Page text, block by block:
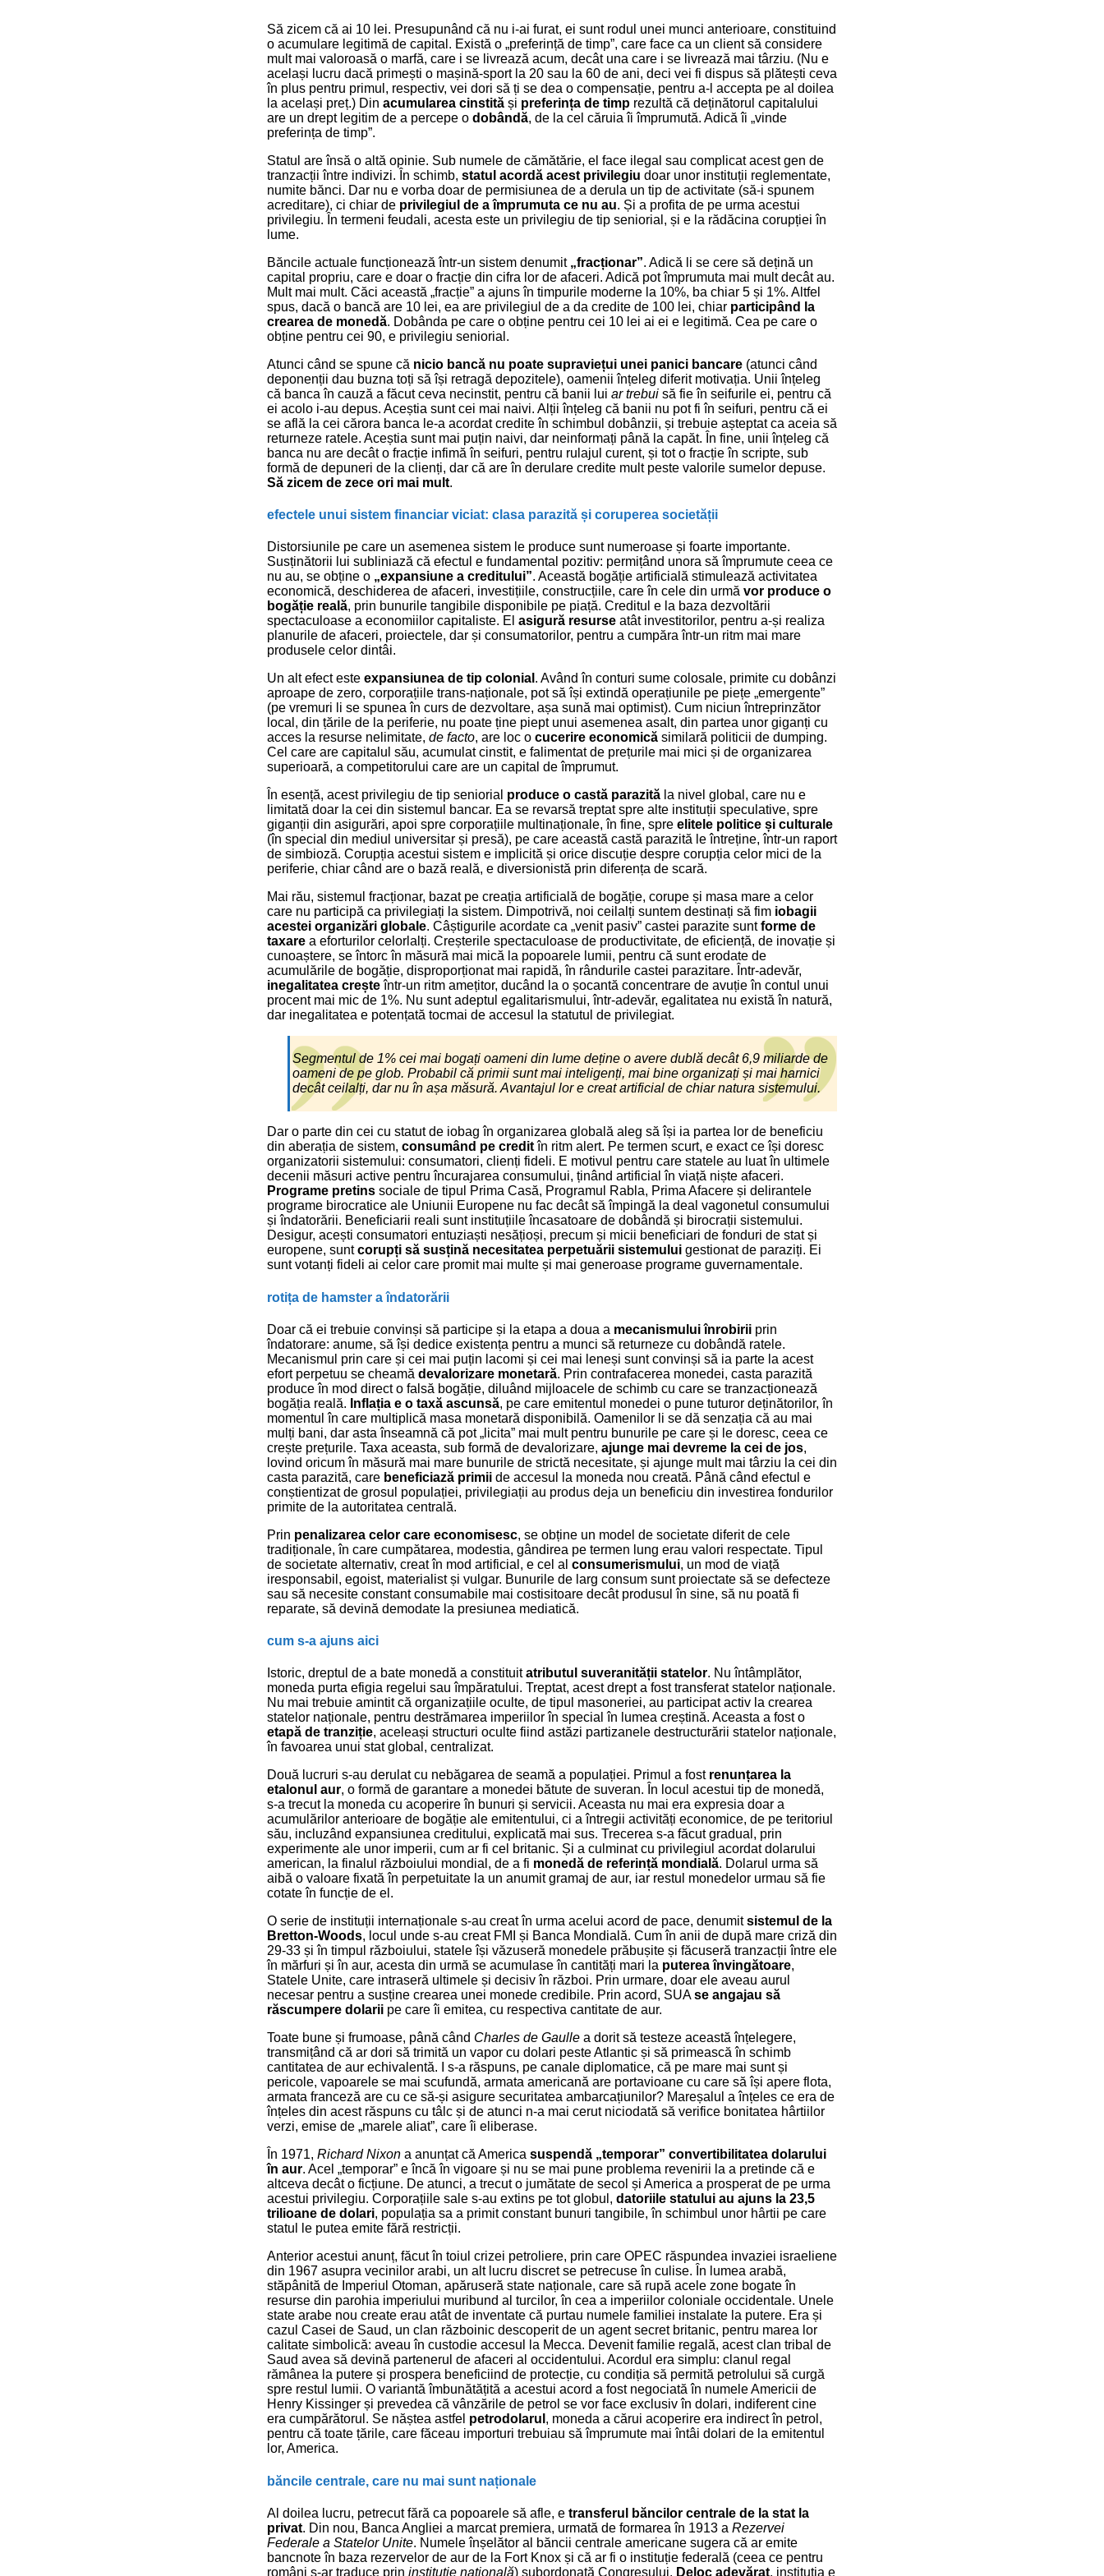
Să zicem că ai 10 lei. Presupunând că nu i-ai furat, ei sunt rodul unei munci anterioare, constituind
o acumulare legitimă de capital. Există o „preferință de timp”, care face ca un client să considere
mult mai valoroasă o marfă, care i se livrează acum, decât una care i se livrează mai târziu. (Nu e
același lucru dacă primești o mașină-sport la 20 sau la 60 de ani, deci vei fi dispus să plătești ceva
în plus pentru primul, respectiv, vei dori să ți se dea o compensație, pentru a-l accepta pe al doilea
la același preț.) Din acumularea cinstită și preferința de timp rezultă că deținătorul capitalului
are un drept legitim de a percepe o dobândă, de la cel căruia îi împrumută. Adică îi „vinde
preferința de timp”.
Statul are însă o altă opinie. Sub numele de cămătărie, el face ilegal sau complicat acest gen de
tranzacții între indivizi. În schimb, statul acordă acest privilegiu doar unor instituții reglementate,
numite bănci. Dar nu e vorba doar de permisiunea de a derula un tip de activitate (să-i spunem
acreditare), ci chiar de privilegiul de a împrumuta ce nu au. Și a profita de pe urma acestui
privilegiu. În termeni feudali, acesta este un privilegiu de tip seniorial, și e la rădăcina corupției în
lume.
Băncile actuale funcționează într-un sistem denumit „fracționar”. Adică li se cere să dețină un
capital propriu, care e doar o fracție din cifra lor de afaceri. Adică pot împrumuta mai mult decât au.
Mult mai mult. Căci această „fracție” a ajuns în timpurile moderne la 10%, ba chiar 5 și 1%. Altfel
spus, dacă o bancă are 10 lei, ea are privilegiul de a da credite de 100 lei, chiar participând la
crearea de monedă. Dobânda pe care o obține pentru cei 10 lei ai ei e legitimă. Cea pe care o
obține pentru cei 90, e privilegiu seniorial.
Atunci când se spune că nicio bancă nu poate supraviețui unei panici bancare (atunci când
deponenții dau buzna toți să își retragă depozitele), oamenii înțeleg diferit motivația. Unii înțeleg
că banca în cauză a făcut ceva necinstit, pentru că banii lui ar trebui să fie în seifurile ei, pentru că
ei acolo i-au depus. Aceștia sunt cei mai naivi. Alții înțeleg că banii nu pot fi în seifuri, pentru că ei
se află la cei cărora banca le-a acordat credite în schimbul dobânzii, și trebuie așteptat ca aceia să
returneze ratele. Aceștia sunt mai puțin naivi, dar neinformați până la capăt. În fine, unii înțeleg că
banca nu are decât o fracție infimă în seifuri, pentru rulajul curent, și tot o fracție în scripte, sub
formă de depuneri de la clienți, dar că are în derulare credite mult peste valorile sumelor depuse.
Să zicem de zece ori mai mult.
efectele unui sistem financiar viciat: clasa parazită și coruperea societății
Distorsiunile pe care un asemenea sistem le produce sunt numeroase și foarte importante.
Susținătorii lui subliniază că efectul e fundamental pozitiv: permițând unora să împrumute ceea ce
nu au, se obține o „expansiune a creditului”. Această bogăție artificială stimulează activitatea
economică, deschiderea de afaceri, investițiile, construcțiile, care în cele din urmă vor produce o
bogăție reală, prin bunurile tangibile disponibile pe piață. Creditul e la baza dezvoltării
spectaculoase a economiilor capitaliste. El asigură resurse atât investitorilor, pentru a-și realiza
planurile de afaceri, proiectele, dar și consumatorilor, pentru a cumpăra într-un ritm mai mare
produsele celor dintâi.
Un alt efect este expansiunea de tip colonial . Având în conturi sume colosale, primite cu dobânzi
aproape de zero, corporațiile trans-naționale, pot să își extindă operațiunile pe piețe „emergente”
(pe vremuri li se spunea în curs de dezvoltare, așa sună mai optimist). Cum niciun întreprinzător
local, din țările de la periferie, nu poate ține piept unui asemenea asalt, din partea unor giganți cu
acces la resurse nelimitate, de facto, are loc o cucerire economică similară politicii de dumping.
Cel care are capitalul său, acumulat cinstit, e falimentat de prețurile mai mici și de organizarea
superioară, a competitorului care are un capital de împrumut.
În esență, acest privilegiu de tip seniorial produce o castă parazită la nivel global, care nu e
limitată doar la cei din sistemul bancar. Ea se revarsă treptat spre alte instituții speculative, spre
giganții din asigurări, apoi spre corporațiile multinaționale, în fine, spre elitele politice și culturale
(în special din mediul universitar și presă), pe care această castă parazită le întreține, într-un raport
de simbioză. Corupția acestui sistem e implicită și orice discuție despre corupția celor mici de la
periferie, chiar când are o bază reală, e diversionistă prin diferența de scară.
Mai rău, sistemul fracționar, bazat pe creația artificială de bogăție, corupe și masa mare a celor
care nu participă ca privilegiați la sistem. Dimpotrivă, noi ceilalți suntem destinați să fim iobagii
acestei organizări globale. Câștigurile acordate ca „venit pasiv” castei parazite suntforme de
taxare a eforturilor celorlalți. Creșterile spectaculoase de productivitate, de eficiență, de inovație și
cunoaștere, se întorc în măsură mai mică la popoarele lumii, pentru că sunt erodate de
acumulările de bogăție, disproporționat mai rapidă, în rândurile castei parazitare. Într-adevăr,
inegalitatea creșteîntr-un ritm amețitor, ducând la o șocantă concentrare de avuție în contul unui
procent mai mic de 1%. Nu sunt adeptul egalitarismului, într-adevăr, egalitatea nu există în natură,
dar inegalitatea e potențată tocmai de accesul la statutul de privilegiat.
Segmentul de 1% cei mai bogați oameni din lume deține o avere dublă decât 6,9 miliarde de
oameni de pe glob. Probabil că primii sunt mai inteligenți, mai bine organizați și mai harnici
decât ceilalți, dar nu în așa măsură. Avantajul lor e creat artificial de chiar natura sistemului.
Dar o parte din cei cu statut de iobag în organizarea globală aleg să își ia partea lor de beneficiu
din aberația de sistem, consumând pe creditîn ritm alert. Pe termen scurt, e exact ce își doresc
organizatorii sistemului: consumatori, clienți fideli. E motivul pentru care statele au luat în ultimele
decenii măsuri active pentru încurajarea consumului, ținând artificial în viață niște afaceri.
Programe pretins sociale de tipul Prima Casă, Programul Rabla, Prima Afacere și delirantele
programe birocratice ale Uniunii Europene nu fac decât să împingă la deal vagonetul consumului
și îndatorării. Beneficiarii reali sunt instituțiile încasatoare de dobândă și birocrații sistemului.
Desigur, acești consumatori entuziaști nesățioși, precum și micii beneficiari de fonduri de stat și
europene, suntcorupți să susțină necesitatea perpetuării sistemului gestionat de paraziți. Ei
sunt votanți fideli ai celor care promit mai multe și mai generoase programe guvernamentale.
rotița de hamster a îndatorării
Doar că ei trebuie convinși să participe și la etapa a doua a mecanismului înrobirii prin
îndatorare: anume, să își dedice existența pentru a munci să returneze cu dobândă ratele.
Mecanismul prin care și cei mai puțin lacomi și cei mai leneși sunt convinși să ia parte la acest
efort perpetuu se cheamă devalorizare monetară. Prin contrafacerea monedei, casta parazită
produce în mod direct o falsă bogăție, diluând mijloacele de schimb cu care se tranzacționează
bogăția reală. Inflația e o taxă ascunsă, pe care emitentul monedei o pune tuturor deținătorilor, în
momentul în care multiplică masa monetară disponibilă. Oamenilor li se dă senzația că au mai
mulți bani, dar asta înseamnă că pot „licita” mai mult pentru bunurile pe care și le doresc, ceea ce
crește prețurile. Taxa aceasta, sub formă de devalorizare, ajunge mai devreme la cei de jos,
lovind oricum în măsură mai mare bunurile de strictă necesitate, și ajunge mult mai târziu la cei din
casta parazită, care beneficiază primii de accesul la moneda nou creată. Până când efectul e
conștientizat de grosul populației, privilegiații au produs deja un beneficiu din investirea fondurilor
primite de la autoritatea centrală.
Prin penalizarea celor care economisesc, se obține un model de societate diferit de cele
tradiționale, în care cumpătarea, modestia, gândirea pe termen lung erau valori respectate. Tipul
de societate alternativ, creat în mod artificial, e cel al consumerismului, un mod de viață
iresponsabil, egoist, materialist și vulgar. Bunurile de larg consum sunt proiectate să se defecteze
sau să necesite constant consumabile mai costisitoare decât produsul în sine, să nu poată fi
reparate, să devină demodate la presiunea mediatică.
cum s-a ajuns aici
Istoric, dreptul de a bate monedă a constituitatributul suveranității statelor. Nu întâmplător,
moneda purta efigia regelui sau împăratului. Treptat, acest drept a fost transferat statelor naționale.
Nu mai trebuie amintit că organizațiile oculte, de tipul masoneriei, au participat activ la crearea
statelor naționale, pentru destrămarea imperiilor în special în lumea creștină. Aceasta a fost o
etapă de tranziție, aceleași structuri oculte fiind astăzi partizanele destructurării statelor naționale,
în favoarea unui stat global, centralizat.
Două lucruri s-au derulat cu nebăgarea de seamă a populației. Primul a fost renunțarea la
etalonul aur, o formă de garantare a monedei bătute de suveran. În locul acestui tip de monedă,
s-a trecut la moneda cu acoperire în bunuri și servicii. Aceasta nu mai era expresia doar a
acumulărilor anterioare de bogăție ale emitentului, ci a întregii activități economice, de pe teritoriul
său, incluzând expansiunea creditului, explicată mai sus. Trecerea s-a făcut gradual, prin
experimente ale unor imperii, cum ar fi cel britanic. Și a culminat cu privilegiul acordat dolarului
american, la finalul războiului mondial, de a fi monedă de referință mondială. Dolarul urma să
aibă o valoare fixată în perpetuitate la un anumit gramaj de aur, iar restul monedelor urmau să fie
cotate în funcție de el.
O serie de instituții internaționale s-au creat în urma acelui acord de pace, denumitsistemul de la
Bretton-Woods, locul unde s-au creat FMI și Banca Mondială. Cum în anii de după mare criză din
29-33 și în timpul războiului, statele își văzuseră monedele prăbușite și făcuseră tranzacții între ele
în mărfuri și în aur, acesta din urmă se acumulase în cantități mari la puterea învingătoare,
Statele Unite, care intraseră ultimele și decisiv în război. Prin urmare, doar ele aveau aurul
necesar pentru a susține crearea unei monede credibile. Prin acord, SUAse angajau să
răscumpere dolarii pe care îi emitea, cu respectiva cantitate de aur.
Toate bune și frumoase, până când Charles de Gaulle a dorit să testeze această înțelegere,
transmițând că ar dori să trimită un vapor cu dolari peste Atlantic și să primească în schimb
cantitatea de aur echivalentă. I s-a răspuns, pe canale diplomatice, că pe mare mai sunt și
pericole, vapoarele se mai scufundă, armata americană are portavioane cu care să își apere flota,
armata franceză are cu ce să-și asigure securitatea ambarcațiunilor? Mareșalul a înțeles ce era de
înțeles din acest răspuns cu tâlc și de atunci n-a mai cerut niciodată să verifice bonitatea hârtiilor
verzi, emise de „marele aliat”, care îi eliberase.
În 1971, Richard Nixon a anunțat că America suspendă „temporar” convertibilitatea dolarului
în aur. Acel „temporar” e încă în vigoare și nu se mai pune problema revenirii la a pretinde că e
altceva decât o ficțiune. De atunci, a trecut o jumătate de secol și America a prosperat de pe urma
acestui privilegiu. Corporațiile sale s-au extins pe tot globul, datoriile statului au ajuns la 23,5
trilioane de dolari, populația sa a primit constant bunuri tangibile, în schimbul unor hârtii pe care
statul le putea emite fără restricții.
Anterior acestui anunț, făcut în toiul crizei petroliere, prin care OPEC răspundea invaziei israeliene
din 1967 asupra vecinilor arabi, un alt lucru discret se petrecuse în culise. În lumea arabă,
stăpânită de Imperiul Otoman, apăruseră state naționale, care să rupă acele zone bogate în
resurse din parohia imperiului muribund al turcilor, în cea a imperiilor coloniale occidentale. Unele
state arabe nou create erau atât de inventate că purtau numele familiei instalate la putere. Era și
cazul Casei de Saud, un clan războinic descoperit de un agent secret britanic, pentru marea lor
calitate simbolică: aveau în custodie accesul la Mecca. Devenit familie regală, acest clan tribal de
Saud avea să devină partenerul de afaceri al occidentului. Acordul era simplu: clanul regal
rămânea la putere și prospera beneficiind de protecție, cu condiția să permită petrolului să curgă
spre restul lumii. O variantă îmbunătățită a acestui acord a fost negociată în numele Americii de
Henry Kissinger și prevedea că vânzările de petrol se vor face exclusiv în dolari, indiferent cine
era cumpărătorul. Se năștea astfel petrodolarul , moneda a cărui acoperire era indirect în petrol,
pentru că toate țările, care făceau importuri trebuiau să împrumute mai întâi dolari de la emitentul
lor, America.
băncile centrale, care nu mai sunt naționale
Al doilea lucru, petrecut fără ca popoarele să afle, e transferul băncilor centrale de la stat la
privat. Din nou, Banca Angliei a marcat premiera, urmată de formarea în 1913 a Rezervei
Federale a Statelor Unite. Numele înșelător al băncii centrale americane sugera că ar emite
bancnote în baza rezervelor de aur de la Fort Knox și că ar fi o instituție federală (ceea ce pentru
români s-ar traduce prin instituție națională) subordonată Congresului. Deloc adevărat, instituția e